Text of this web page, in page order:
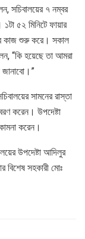
সচিবালয়ের ৭ নম্বর
৫২ মিনিটে ফায়ার
কাজ শুরু করে। সকাল
“কি হয়েছে তা আমরা
জানাবো।”
সামনের রাস্তা
করেন। উপদেষ্টা
করেন।
উপদেষ্টা আদিলুর
বিশেষ সহকারী মোঃ